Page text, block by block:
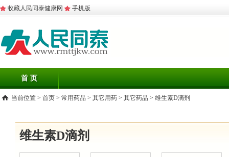
收藏人民同泰健康网 手机版
首 页
当前位置 > 首页 > 常用药品 > 其它用药 > 其它药品 > 维生素D滴剂
维生素D滴剂